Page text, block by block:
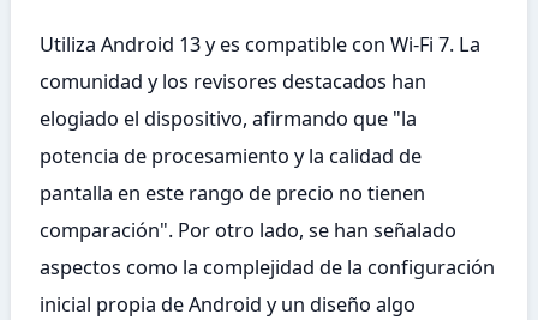
Utiliza Android 13 y es compatible con Wi-Fi 7. La
comunidad y los revisores destacados han
elogiado el dispositivo, afirmando que "la
potencia de procesamiento y la calidad de
pantalla en este rango de precio no tienen
comparación". Por otro lado, se han señalado
aspectos como la complejidad de la configuración
inicial propia de Android y un diseño algo